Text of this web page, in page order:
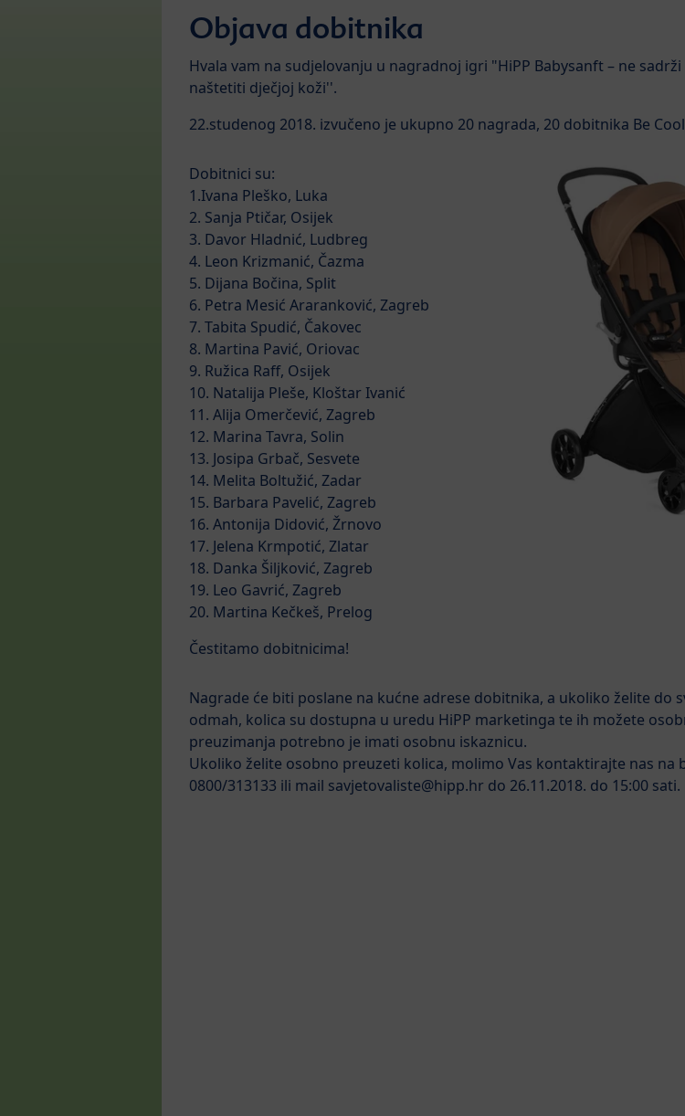
Objava dobitnika
Hvala vam na sudjelovanju u nagradnoj igri "HiPP Babysanft – ne
naštetiti dječjoj koži''.
22.studenog 2018. izvučeno je ukupno 20 nagrada, 20 dobitnika Be
Dobitnici su:
1.Ivana Pleško, Luka
2. Sanja Ptičar, Osijek
3. Davor Hladnić, Ludbreg
4. Leon Krizmanić, Čazma
5. Dijana Bočina, Split
6. Petra Mesić Araranković, Zagreb
7. Tabita Spudić, Čakovec
8. Martina Pavić, Oriovac
9. Ružica Raff, Osijek
10. Natalija Pleše, Kloštar Ivanić
11. Alija Omerčević, Zagreb
12. Marina Tavra, Solin
13. Josipa Grbač, Sesvete
14. Melita Boltužić, Zadar
15. Barbara Pavelić, Zagreb
16. Antonija Didović, Žrnovo
17. Jelena Krmpotić, Zlatar
18. Danka Šiljković, Zagreb
19. Leo Gavrić, Zagreb
20. Martina Kečkeš, Prelog
Čestitamo dobitnicima!
Nagrade će biti poslane na kućne adrese dobitnika, a ukoliko želite do
odmah, kolica su dostupna u uredu HiPP marketinga te ih možete
preuzimanja potrebno je imati osobnu iskaznicu.
Ukoliko želite osobno preuzeti kolica, molimo Vas kontaktirajte nas na
0800/313133 ili mail savjetovaliste@hipp.hr do 26.11.2018. do 15:00 sati.